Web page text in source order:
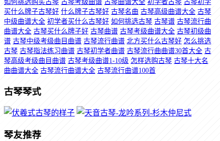
如何挑选购买古琴 古琴考级曲谱 古琴曲谱大全 初学者古琴 古琴初学
买什么牌子古琴好 什么牌子古琴好 古琴名曲 古琴高级曲谱大全 古琴
中级曲谱大全 初学者买什么古琴好 如何挑选古琴 古琴谱 古琴流行曲
曲谱大全 古琴买什么牌子好 古琴曲谱 古琴考级曲谱大全 古琴初级曲
谱 古琴中级考级曲目曲谱 古琴流行曲谱 北方买什么古琴好 怎么挑选
古琴 古琴指法练习曲谱 古琴初学者曲谱 古琴流行曲曲谱30首大全 古
琴高级考级曲目曲谱 古琴考级曲谱1-10级 怎样选购古琴 古琴十大名
曲曲谱大全 古琴流行曲谱大全 古琴流行曲谱100首
古琴琴式
琴友推荐